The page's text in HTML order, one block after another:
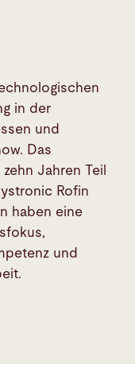
in der
und
Das
Jahren Teil
Rofin
haben eine
und